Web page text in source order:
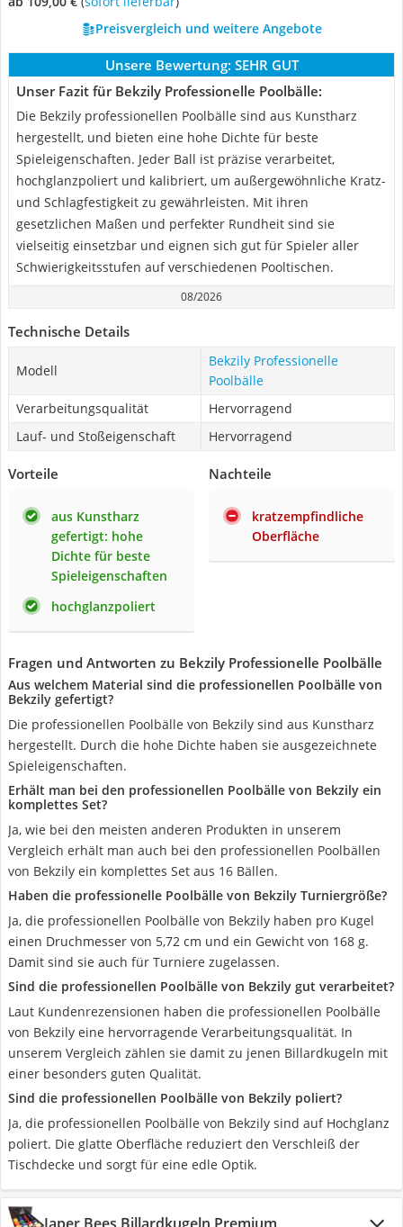
Preisvergleich und weitere Angebote
Unsere Bewertung: SEHR GUT
Unser Fazit für Bekzily Professionelle Poolbälle:
Die Bekzily professionellen Poolbälle sind aus Kunstharz
hergestellt, und bieten eine hohe Dichte für beste
Spieleigenschaften. Jeder Ball ist präzise verarbeitet,
hochglanzpoliert und kalibriert, um außergewöhnliche Kratz-
und Schlagfestigkeit zu gewährleisten. Mit ihren
gesetzlichen Maßen und perfekter Rundheit sind sie
vielseitig einsetzbar und eignen sich gut für Spieler aller
Schwierigkeitsstufen auf verschiedenen Pooltischen.
08/2026
Technische Details
Modell
Bekzily Professionelle
Poolbälle
Verarbeitungsqualität
Hervorragend
Lauf- und Stoßeigenschaft
Hervorragend
Vorteile
aus Kunstharz
gefertigt: hohe
Dichte für beste
Spieleigenschaften
hochglanzpoliert
Nachteile
kratzempfindliche
Oberfläche
Fragen und Antworten zu Bekzily Professionelle Poolbälle
Aus welchem Material sind die professionellen Poolbälle von
Bekzily gefertigt?
Die professionellen Poolbälle von Bekzily sind aus Kunstharz
hergestellt. Durch die hohe Dichte haben sie ausgezeichnete
Spieleigenschaften.
Erhält man bei den professionellen Poolbälle von Bekzily ein
komplettes Set?
Ja, wie bei den meisten anderen Produkten in unserem
Vergleich erhält man auch bei den professionellen Poolbällen
von Bekzily ein komplettes Set aus 16 Bällen.
Haben die professionelle Poolbälle von Bekzily Turniergröße?
Ja, die professionellen Poolbälle von Bekzily haben pro Kugel
einen Druchmesser von 5,72 cm und ein Gewicht von 168 g.
Damit sind sie auch für Turniere zugelassen.
Sind die professionellen Poolbälle von Bekzily gut verarbeitet?
Laut Kundenrezensionen haben die professionellen Poolbälle
von Bekzily eine hervorragende Verarbeitungsqualität. In
unserem Vergleich zählen sie damit zu jenen Billardkugeln mit
einer besonders guten Qualität.
Sind die professionellen Poolbälle von Bekzily poliert?
Ja, die professionellen Poolbälle von Bekzily sind auf Hochglanz
poliert. Die glatte Oberfläche reduziert den Verschleiß der
Tischdecke und sorgt für eine edle Optik.